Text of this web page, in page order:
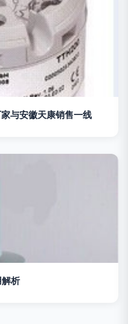
与安徽天康销售一线
析